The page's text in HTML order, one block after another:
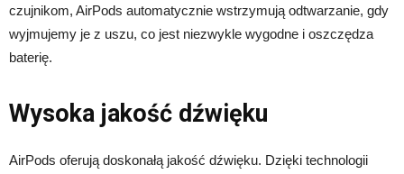
czujnikom, AirPods automatycznie wstrzymują odtwarzanie, gdy
wyjmujemy je z uszu, co jest niezwykle wygodne i oszczędza
baterię.
Wysoka jakość dźwięku
AirPods oferują doskonałą jakość dźwięku. Dzięki technologii